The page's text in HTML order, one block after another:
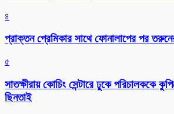
৪
প্রাক্তন প্রেমিকার সাথে ফোনালাপের পর
৫
সাতক্ষীরায় কোচিং সেন্টারে ঢুকে পরিচালককে
ছিনতাই